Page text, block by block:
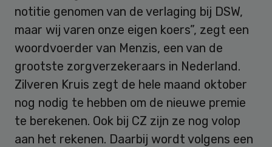
notitie genomen van de verlaging bij DSW,
maar wij varen onze eigen koers”, zegt een
woordvoerder van Menzis, een van de
grootste zorgverzekeraars in Nederland.
Zilveren Kruis zegt de hele maand oktober
nog nodig te hebben om de nieuwe premie
te berekenen. Ook bij CZ zijn ze nog volop
aan het rekenen. Daarbij wordt volgens een